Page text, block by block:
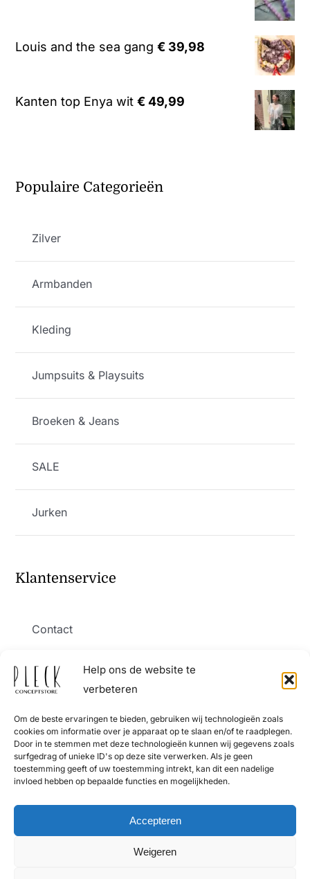
Help ons de website te
verbeteren
Om de beste ervaringen te bieden, gebruiken wij technologieën zoals
cookies om informatie over je apparaat op te slaan en/of te raadplegen.
Door in te stemmen met deze technologieën kunnen wij gegevens zoals
surfgedrag of unieke ID's op deze site verwerken. Als je geen
toestemming geeft of uw toestemming intrekt, kan dit een nadelige
invloed hebben op bepaalde functies en mogelijkheden.
Accepteren
Weigeren
Louis and the sea gang € 39,98
Kanten top Enya wit €49,99
Populaire Categorieën
Zilver
Armbanden
Kleding
Jumpsuits & Playsuits
Broeken & Jeans
SALE
Jurken
Klantenservice
Contact
Verzending en levering
Retourneren
Algemene Voorwaarden